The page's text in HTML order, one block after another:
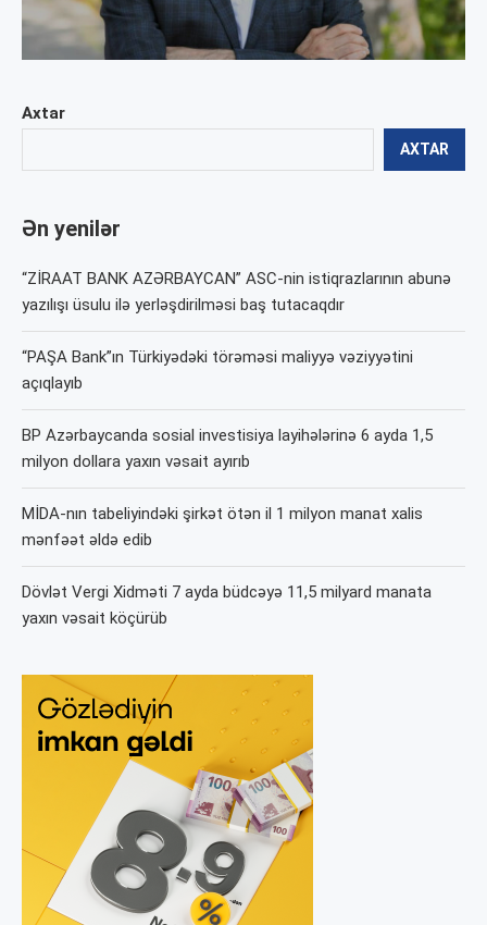
Axtar
AXTAR
Ən yenilər
“ZİRAAT BANK AZƏRBAYCAN” ASC-nin istiqrazlarının abunə
yazılışı üsulu ilə yerləşdirilməsi baş tutacaqdır
“PAŞA Bank”ın Türkiyədəki törəməsi maliyyə vəziyyətini
açıqlayıb
BP Azərbaycanda sosial investisiya layihələrinə 6 ayda 1,5
milyon dollara yaxın vəsait ayırıb
MİDA-nın tabeliyindəki şirkət ötən il 1 milyon manat xalis
mənfəət əldə edib
Dövlət Vergi Xidməti 7 ayda büdcəyə 11,5 milyard manata
yaxın vəsait köçürüb